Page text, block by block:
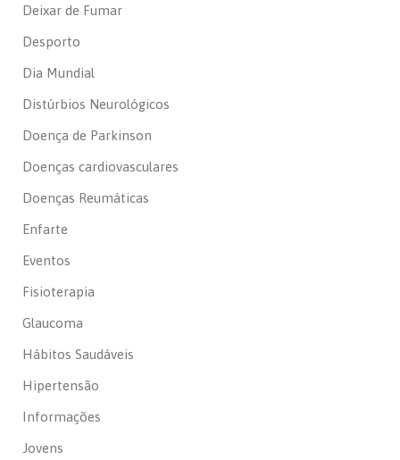
Deixar de Fumar
Desporto
Dia Mundial
Distúrbios Neurológicos
Doença de Parkinson
Doenças cardiovasculares
Doenças Reumáticas
Enfarte
Eventos
Fisioterapia
Glaucoma
Hábitos Saudáveis
Hipertensão
Informações
Jovens